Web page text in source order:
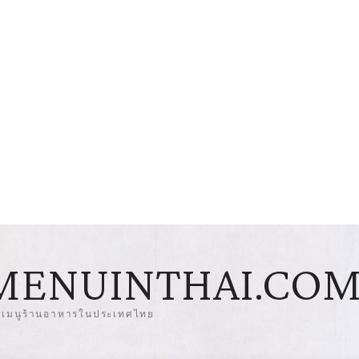
มนูร้านอาหารในประเทศไทย